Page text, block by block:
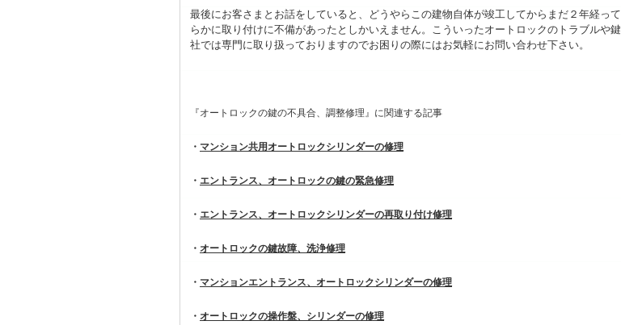
最後にお客さまとお話をしていると、どうやらこの建物自体が竣工してからまだ２年経っ
らかに取り付けに不備があったとしかいえません。こういったオートロックのトラブルや
社では専門に取り扱っておりますのでお困りの際にはお気軽にお問い合わせ下さい。
『オートロックの鍵の不具合、調整修理』に関連する記事
・ マンション共用オートロックシリンダーの修理
・ エントランス、オートロックの鍵の緊急修理
・ エントランス、オートロックシリンダーの再取り付け修理
・ オートロックの鍵故障、洗浄修理
・ マンションエントランス、オートロックシリンダーの修理
・ オートロックの操作盤、シリンダーの修理